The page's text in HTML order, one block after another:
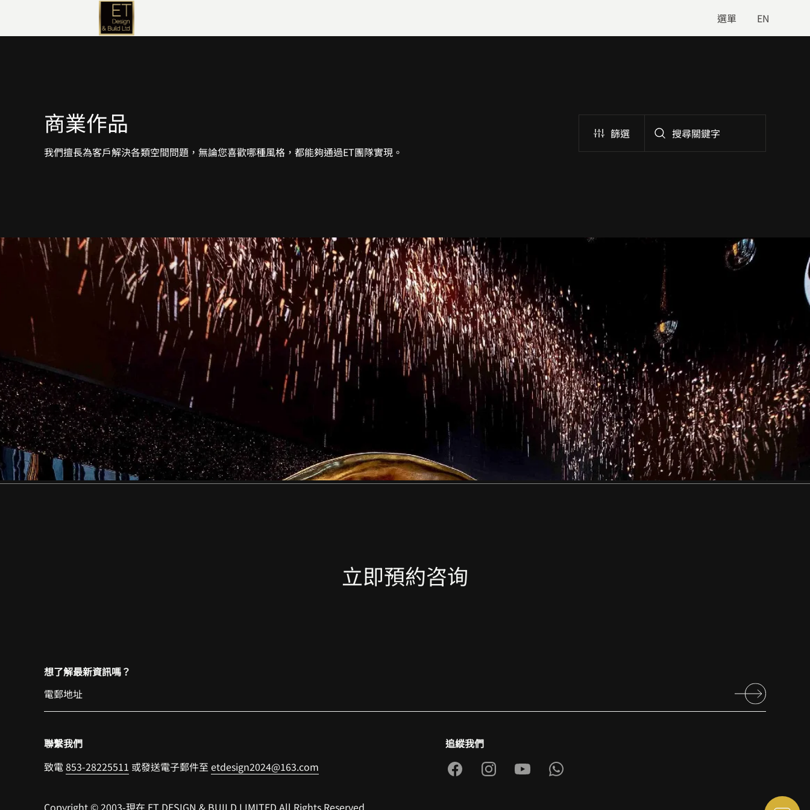
選單 EN
商業作品
我們擅長為客戶解決各類空間問題，無論您喜歡哪種風格，都能夠通過ET團隊實現。
篩選
立即預約咨询
想了解最新資訊嗎？
聯繫我們
致電853-28225511 或發送電子郵件至etdesign2024@163.com
追縱我們
Copyright © 2003-現在 ET DESIGN & BUILD LIMITED All Rights Reserved.